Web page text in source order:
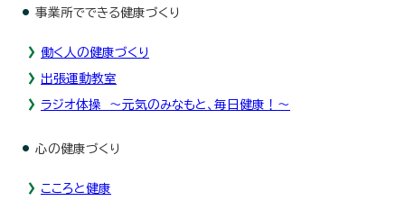
事業所でできる健康づくり
働く人の健康づくり
出張運動教室
ラジオ体操 ～元気のみなもと、毎日健康！～
心の健康づくり
こころと健康